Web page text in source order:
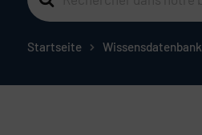
nach
Startseite Wissensdatenbank